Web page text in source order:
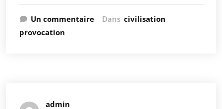
Un commentaire Dans civilisation
provocation
admin